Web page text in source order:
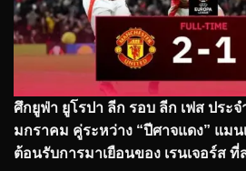
ศึกยูฟ่า ยูโรปา ลีก รอบ ลีก เฟส ประ
มกราคม คู่ระหว่าง “ปีศาจแดง” แมน
ต้อนรับการมาเยือนของ เรนเจอร์ส